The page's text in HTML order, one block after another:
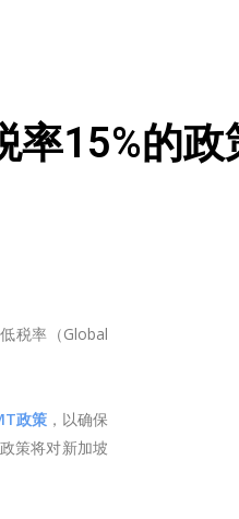
率15%的政
税率（Global
政策，以确保
策将对新加坡